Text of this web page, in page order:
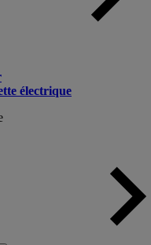
électrique